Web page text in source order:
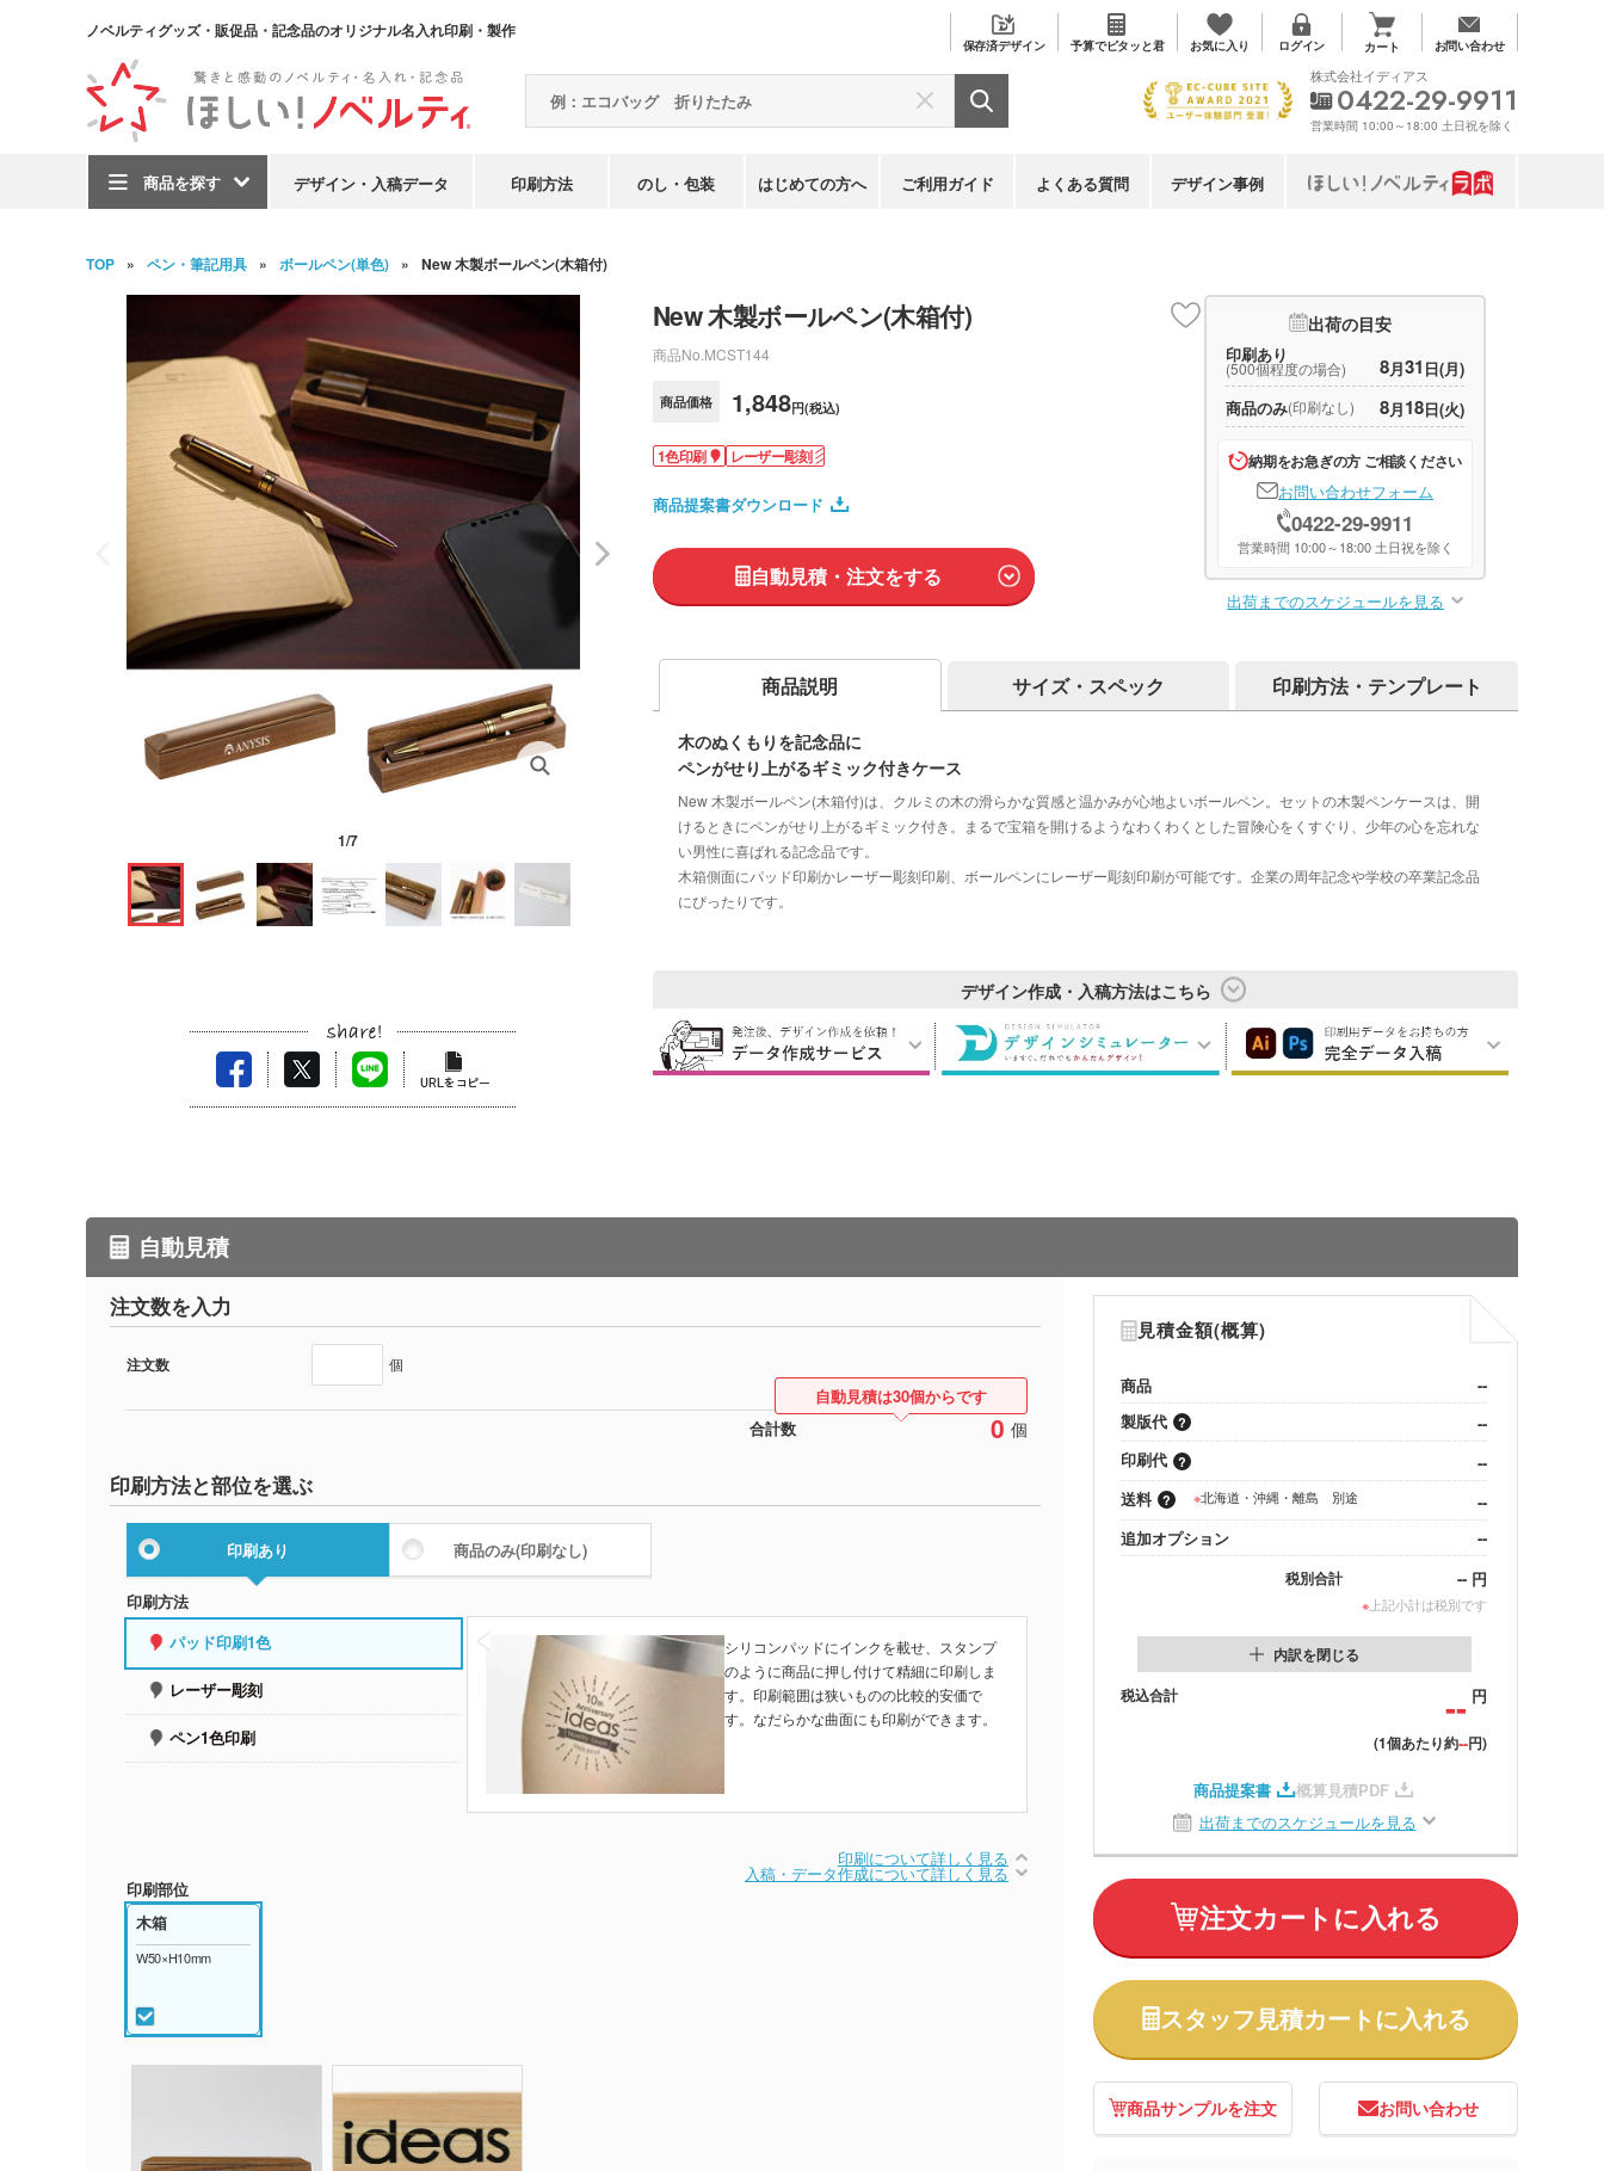
ノベルティグッズ・販促品・記念品のオリジナル名入れ印刷・製作
保存済デザイン 予算でピタッと君 お気に入り ログイン カート お問い合わせ
商品を探す デザイン・入稿データ 印刷方法 のし・包装 はじめての方へ ご利用ガイド よくある質問 デザイン事例
株式会社イディアス
0422-29-9911
営業時間 10:00～18:00 土日祝を除く
TOP ペン・筆記用具 ボールペン(単色) New 木製ボールペン(木箱付)
1/7
New 木製ボールペン(木箱付)
商品No. MCST144
商品価格 1,848円(税込)
1色印刷 レーザー彫刻
商品提案書ダウンロード
自動見積・注文をする
出荷の目安
印刷あり
(500個程度の場合) 8月31 日(月)
商品のみ(印刷なし) 8月18日(火)
納期をお急ぎの方 ご相談ください
お問い合わせフォーム
0422-29-9911
営業時間 10:00～18:00 土日祝を除く
出荷までのスケジュールを見る
商品説明 サイズ・スペック 印刷方法・テンプレート
木のぬくもりを記念品に
ペンがせり上がるギミック付きケース
New 木製ボールペン(木箱付)は、クルミの木の滑らかな質感と温かみが心地よいボールペン。セットの木製ペンケースは、開
けるときにペンがせり上がるギミック付き。まるで宝箱を開けるようなわくわくとした冒険心をくすぐり、少年の心を忘れな
い男性に喜ばれる記念品です。
木箱側面にパッド印刷かレーザー彫刻印刷、ボールペンにレーザー彫刻印刷が可能です。企業の周年記念や学校の卒業記念品
にぴったりです。
デザイン作成・入稿方法はこちら
自動見積
注文数を入力
注文数 個
合計数 0 個
自動見積は30個からです
印刷方法と部位を選ぶ
印刷あり 商品のみ(印刷なし)
印刷方法
パッド印刷1色
レーザー彫刻
ペン1色印刷
シリコンパッドにインクを載せ、スタンプ
のように商品に押し付けて精細に印刷しま
す。印刷範囲は狭いものの比較的安価で
す。なだらかな曲面にも印刷ができます。
印刷について詳しく見る
入稿・データ作成について詳しく見る
印刷部位
木箱
W50×H10mm
見積金額(概算)
商品
--
製版代
--
印刷代
--
送料
※北海道・沖縄・離島 別途
--
追加オプション
--
税別合計 -- 円
※ 上記小計は税別です
内訳を閉じる
税込合計
-- 円
(1個あたり約--円)
商品提案書
概算見積PDF
出荷までのスケジュールを見る
注文カートに入れる
スタッフ見積カートに入れる
商品サンプルを注文 お問い合わせ